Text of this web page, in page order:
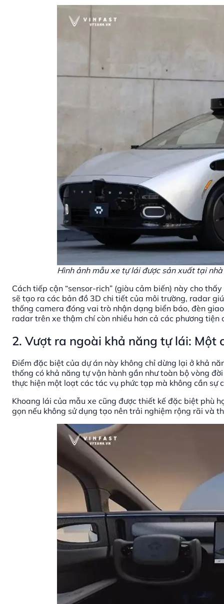
Hình ảnh mẫu xe tự lái được sản xuất tại
Cách tiếp cận “sensor-rich” (giàu cảm biến) này cho
sẽ tạo ra các bản đồ 3D chi tiết của môi trường, radar
thống camera đóng vai trò nhận dạng biển báo, đèn
radar trên xe thậm chí còn nhiều hơn cả các phương
2. Vượt ra ngoài khả năng tự lái: Một
Điểm đặc biệt của dự án này không chỉ dừng lại ở khả
thống có khả năng tự vận hành gần như toàn bộ vòng
thực hiện một loạt các tác vụ phức tạp mà không cần sự
Khoang lái của mẫu xe cũng được thiết kế đặc biệt phù
gọn nếu không sử dụng tạo nên trải nghiệm rộng rãi và